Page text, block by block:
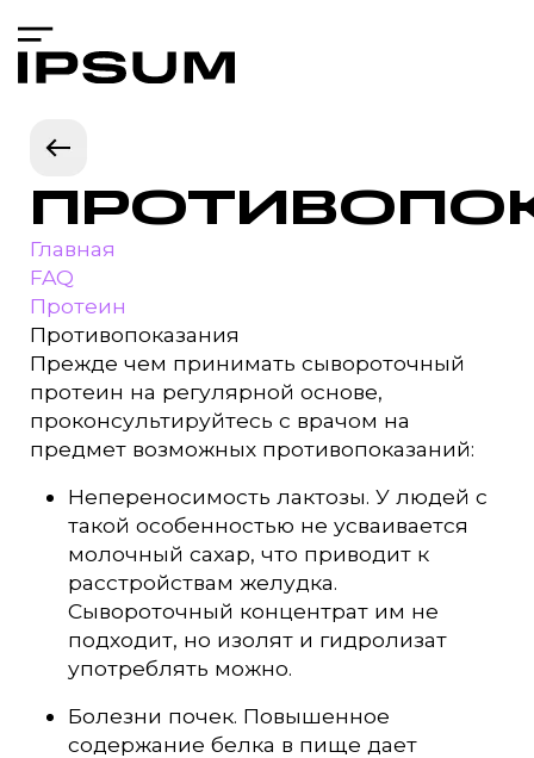
Главная
FAQ
Протеин
Противопоказания
Прежде чем принимать сывороточный
протеин на регулярной основе,
проконсультируйтесь с врачом на
предмет возможных противопоказаний:
Непереносимость лактозы. У людей с
такой особенностью не усваивается
молочный сахар, что приводит к
расстройствам желудка.
Сывороточный концентрат им не
подходит, но изолят и гидролизат
употреблять можно.
Болезни почек. Повышенное
содержание белка в пище дает